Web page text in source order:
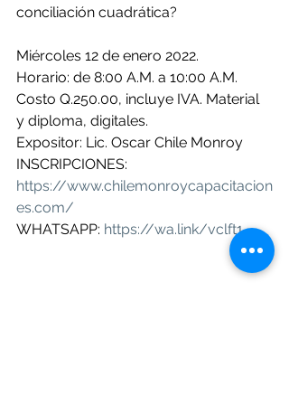
conciliación cuadrática?
Miércoles 12 de enero 2022.
Horario: de 8:00 A.M. a 10:00 A.M.
Costo Q.250.00, incluye IVA. Material
y diploma, digitales.
Expositor: Lic. Oscar Chile Monroy
INSCRIPCIONES:
https://www.chilemonroycapacitacion
es.com/
WHATSAPP: https://wa.link/vclft1